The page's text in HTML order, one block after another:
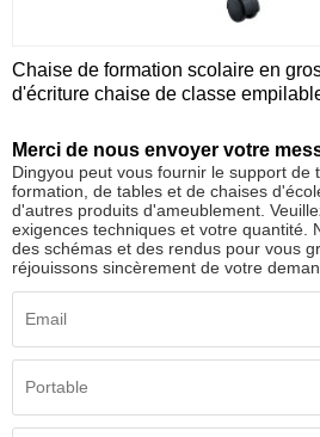
Chaise de formation scolaire en
d'écriture chaise de classe
Merci de nous envoyer votre
Dingyou peut vous fournir le support de
formation, de tables et de chaises
d'autres produits d'ameublement.
exigences techniques et votre quantité.
des schémas et des rendus pour vous
réjouissons sincèrement de votre